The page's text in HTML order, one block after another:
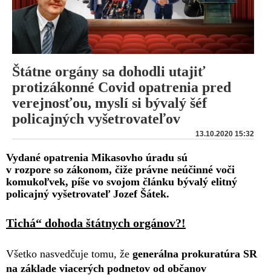
Štátne orgány sa dohodli utajiť
protizákonné Covid opatrenia pred
verejnosťou, myslí si bývalý šéf
policajných vyšetrovateľov
13.10.2020 15:32
Vydané opatrenia Mikasovho úradu sú
v rozpore so zákonom, čiže právne neúčinné voči
komukoľvek, píše vo svojom článku bývalý elitný
policajný vyšetrovateľ Jozef Šátek.
Tichá“ dohoda štátnych orgánov?!
Všetko nasvedčuje tomu, že generálna prokuratúra SR
na základe viacerých podnetov od občanov